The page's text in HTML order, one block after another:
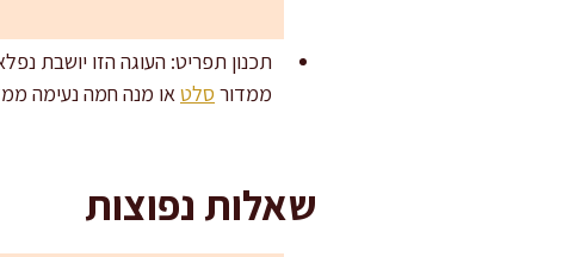
תכנון תפריט: העוגה הזו יושבת
ממדור סלט או מנה חמה נעימה
שאלות נפוצות